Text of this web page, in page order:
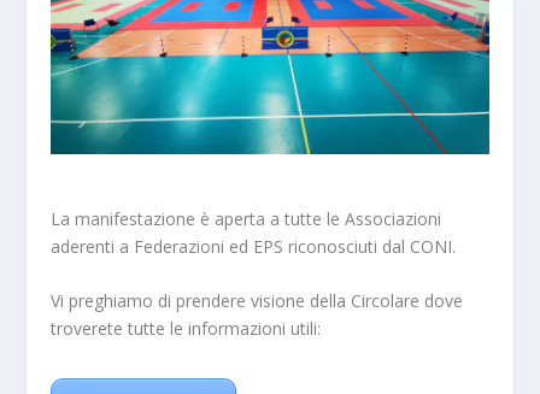
La manifestazione è aperta a tutte le Associazioni
aderenti a Federazioni ed EPS riconosciuti dal CONI.
Vi preghiamo di prendere visione della Circolare dove
troverete tutte le informazioni utili: